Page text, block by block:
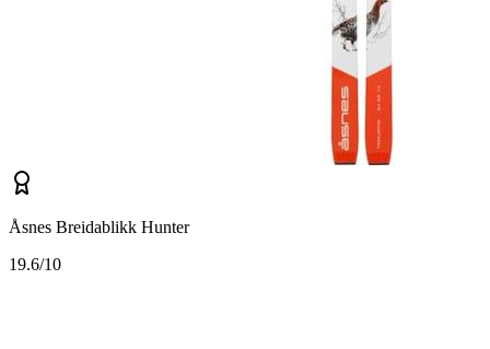
Åsnes Breidablikk Hunter
19.6/10